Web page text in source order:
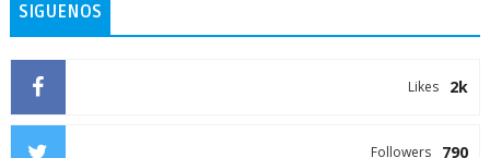
SIGUENOS
2k
Likes
790
Followers